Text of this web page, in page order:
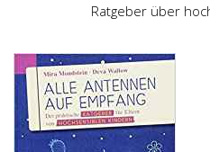
Ratgeber über